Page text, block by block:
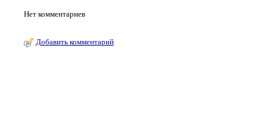
Нет комментариев
Добавить комментарий